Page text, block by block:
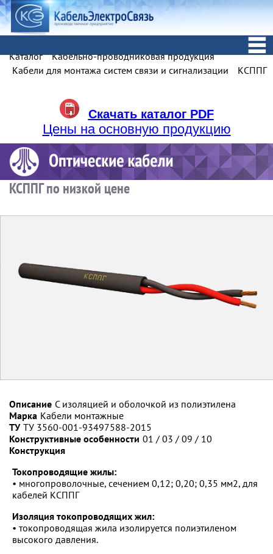
Каталог
Кабельно-проводниковая продукция
Кабели для монтажа систем связи и сигнализации
КСППГ
Скачать каталог PDF
Цены на основную продукцию
КСППГ по низкой цене
Описание С изоляцией и оболочкой из полиэтилена
Марка Кабели монтажные
ТУ ТУ 3560-001-93497588-2015
Конструктивные особенности 01 / 03 / 09 / 10
Конструкция
Токопроводящие жилы:
• многопроволочные, сечением 0,12; 0,20; 0,35 мм2, для
кабелей КСППГ
Изоляция токопроводящих жил:
• токопроводящая жила изолируется полиэтиленом
высокого давления.